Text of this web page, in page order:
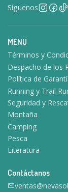
Síguenos
MENU
Términos y
Despacho de los
Política de
Running y Trail
Seguridad y
Montaña
Camping
Pesca
Literatura
Contáctanos